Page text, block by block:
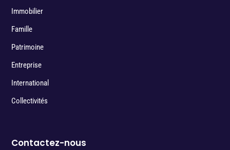
Immobilier
Famille
Patrimoine
Entreprise
International
Collectivités
Contactez-nous